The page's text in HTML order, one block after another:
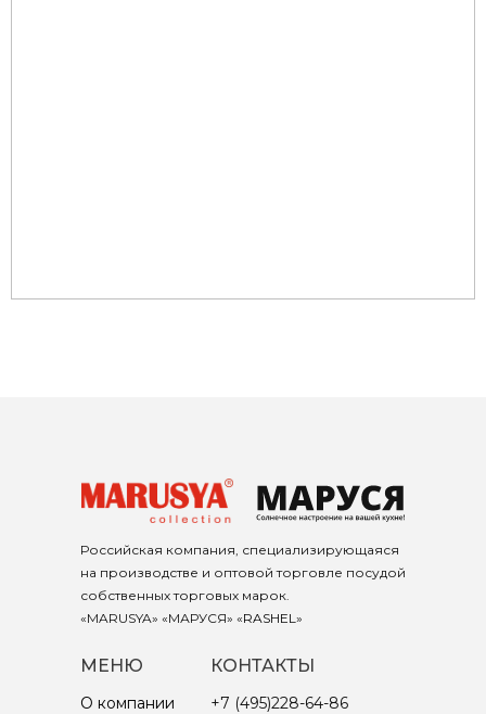
МЕНЮ
О компании
КОНТАКТЫ
+7 (495)228-64-86
Российская компания, специализирующаяся
на производстве и оптовой торговле посудой
собственных торговых марок.
«MARUSYA» «МАРУСЯ» «RASHEL»